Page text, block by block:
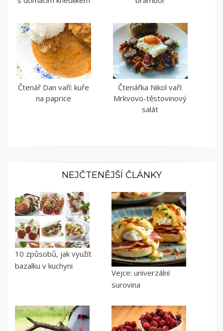
Čtenář Dan vaří: kuře
na paprice
Čtenářka Nikol vaří:
Mrkvovo-těstovinový
salát
NEJČTENĚJŠÍ ČLÁNKY
10 způsobů, jak využít
bazalku v kuchyni
Vejce: univerzální
surovina